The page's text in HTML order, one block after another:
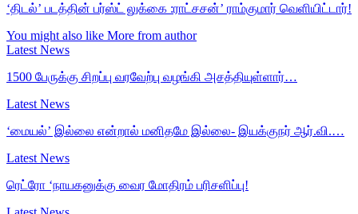
‘திடல்’ படத்தின் பர்ஸ்ட் லுக்கை :ராட்சசன்’ ராம்குமார் வெளியிட்டார்!
You might also like More from author
Latest News
1500 பேருக்கு சிறப்பு வரவேற்பு வழங்கி அசத்தியுள்ளார்…
Latest News
‘மையல்’ இல்லை என்றால் மனிதமே இல்லை- இயக்குநர் ஆர்.வி.…
Latest News
ரெட்ரோ ‘நாயகனுக்கு வைர மோதிரம் பரிசளிப்பு!